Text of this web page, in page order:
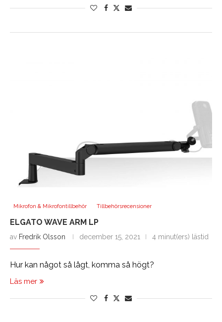
Mikrofon & Mikrofontillbehör Tillbehörsrecensioner
ELGATO WAVE ARM LP
av Fredrik Olsson december 15, 2021 4 minut(ers) lästid
Hur kan något så lågt, komma så högt?
Läs mer